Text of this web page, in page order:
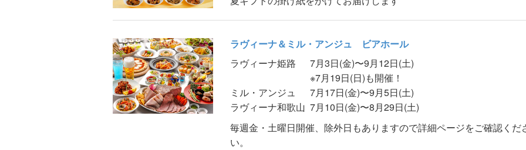
ラヴィーナ＆ミル・アンジュ ビアホール
ラヴィーナ姫路
7月3日(金)〜9月12日(土)
※7月19日(日)も開催！
ミル・アンジュ
7月17日(金)〜9月5日(土)
ラヴィーナ和歌山 7月10日(金)〜8月29日(土)
毎週金・土曜日開催、除外日もありますので詳細ページをご確認くだ
い。